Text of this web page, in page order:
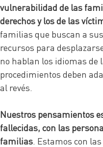
vulnerabilidad de las
derechos y los de las
familias que buscan a
recursos para
no hablan los idiomas
procedimientos deben
al revés.
Nuestros pensamientos
fallecidas, con las
familias. Estamos con